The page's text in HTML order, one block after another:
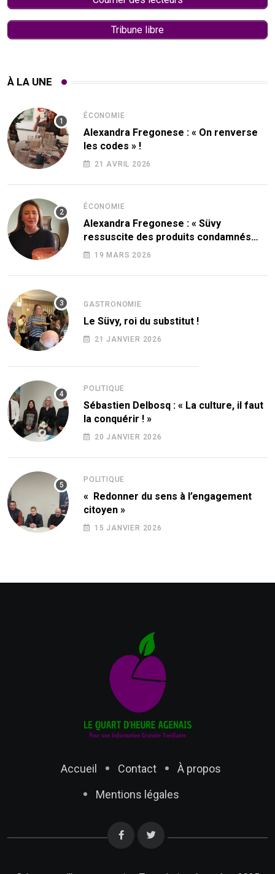
Tribune libre
À LA UNE
ÉCONOMIE
Alexandra Fregonese : « On renverse
les codes » !
21 AVRIL 2026
ÉCONOMIE
Alexandra Fregonese : « Süvy
ressuscite des produits condamnés
par le sucre ! »
19 MARS 2026
GASTRONOMIE
Le Süvy, roi du substitut !
21 JANVIER 2026
POLITIQUE
Sébastien Delbosq : « La culture, il faut
la conquérir ! »
20 JANVIER 2026
POLITIQUE
« Redonner du sens à l’engagement
citoyen »
15 JANVIER 2026
Accueil Contact
À propos
Mentions légales